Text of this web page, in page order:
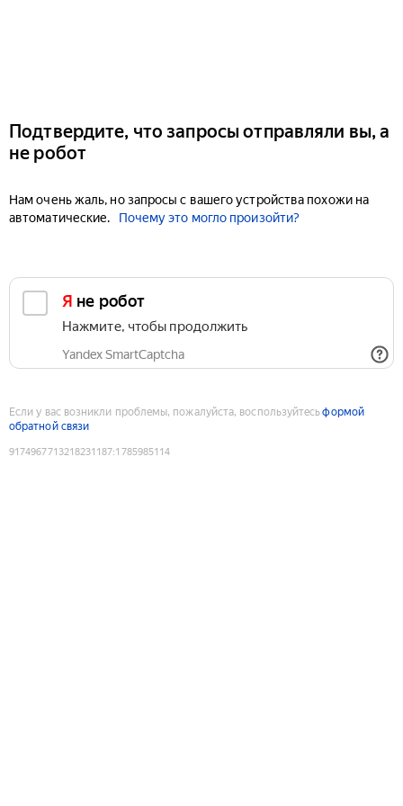
Подтвердите, что запросы отправляли вы, а
не робот
Нам очень жаль, но запросы с вашего устройства похожи на
автоматические.
Почему это могло произойти?
Я не робот
Нажмите, чтобы продолжить
Yandex SmartCaptcha
Если у вас возникли проблемы, пожалуйста, воспользуйтесьформой
обратной связи
9174967713218231187:1785985114